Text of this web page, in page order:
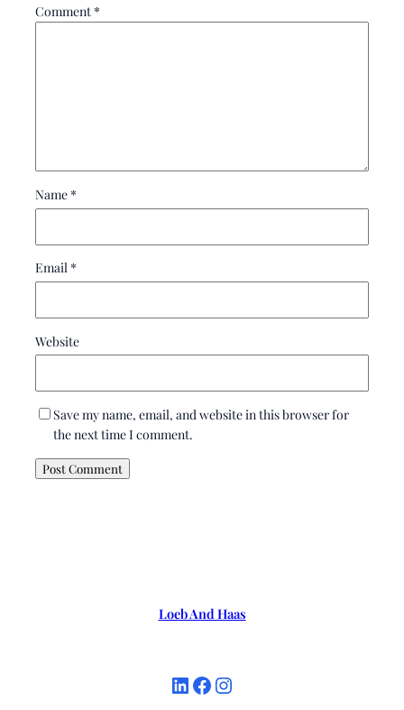
Comment *
Name *
Email *
Website
Save my name, email, and website in this browser for
the next time I comment.
Loeb And Haas
LinkedIn Facebook Instagram